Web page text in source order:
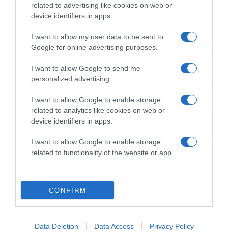
related to advertising like cookies on web or
device identifiers in apps.
I want to allow my user data to be sent to
Google for online advertising purposes.
I want to allow Google to send me
personalized advertising.
I want to allow Google to enable storage
related to analytics like cookies on web or
device identifiers in apps.
I want to allow Google to enable storage
related to functionality of the website or app.
CONFIRM
Data Deletion Data Access Privacy Policy
Korábbi bejegyzések
HASONLÓ BEJEGYZÉSEK
2026-08-04.